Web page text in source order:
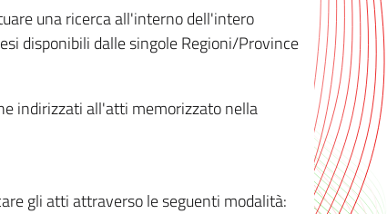
una ricerca all'interno dell'intero
disponibili dalle singole Regioni/Province
indirizzati all'atti memorizzato nella
gli atti attraverso le seguenti modalità: